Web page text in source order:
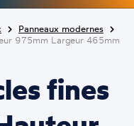
Panneaux modernes
975mm Largeur 465mm
fines